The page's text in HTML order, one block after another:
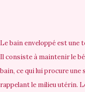
Le bain enveloppé est une
Il consiste à maintenir le
bain, ce qui lui procure
rappelant le milieu utérin.